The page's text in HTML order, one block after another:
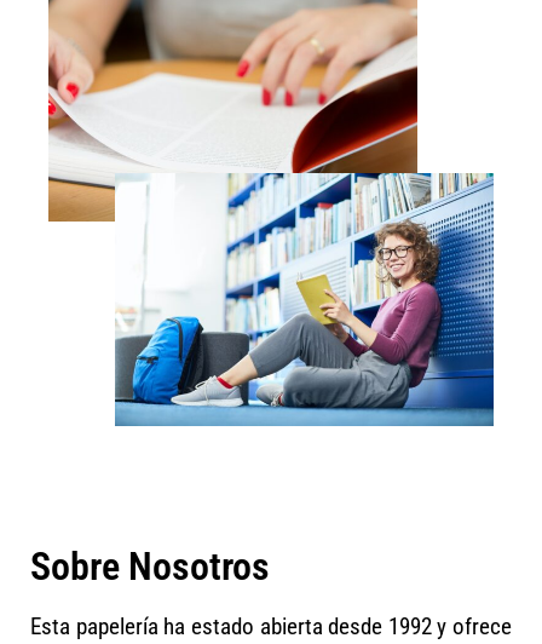
Sobre Nosotros
Esta papelería ha estado abierta desde 1992 y ofrece